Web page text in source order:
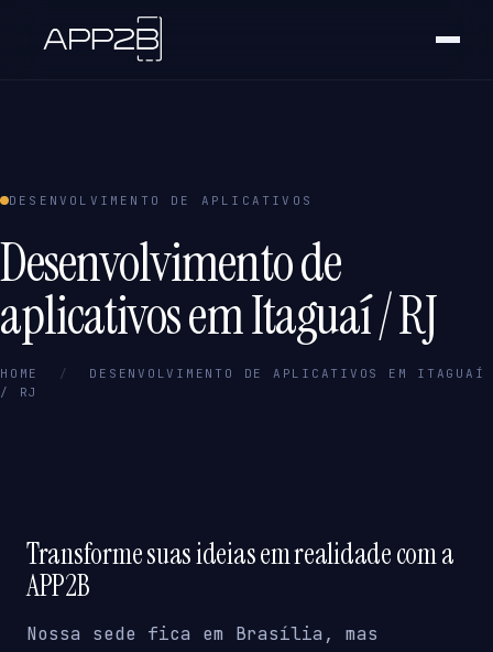
DESENVOLVIMENTO DE APLICATIVOS
Desenvolvimento de
aplicativos em Itaguaí / RJ
HOME /
DESENVOLVIMENTO DE APLICATIVOS EM ITAGUAÍ
/ RJ
Transforme suas ideias em realidade com a
APP2B
Nossa sede fica em Brasília, mas